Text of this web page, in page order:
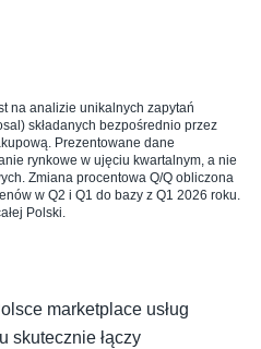
na analizie unikalnych zapytań
składanych bezpośrednio przez
Prezentowane dane
rynkowe w ujęciu kwartalnym, a nie
Zmiana procentowa Q/Q obliczona
w Q2 i Q1 do bazy z Q1 2026 roku.
Polski.
marketplace usług
skutecznie łączy